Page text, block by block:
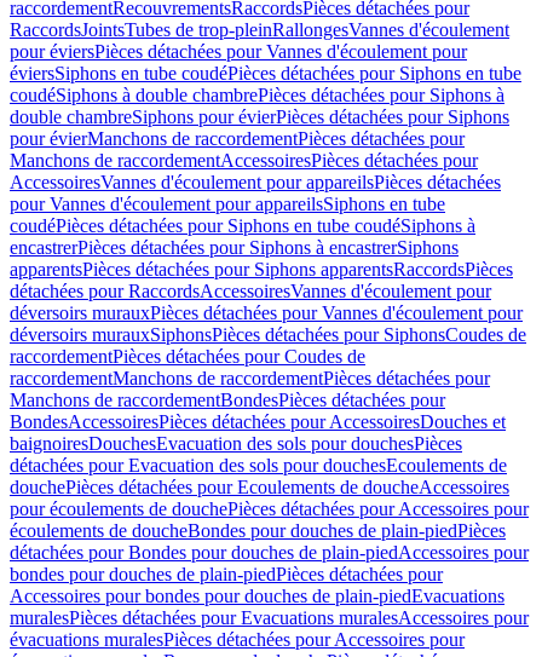
raccordementRecouvrementsRaccordsPièces détachées pour
RaccordsJointsTubes de trop-pleinRallongesVannes d'écoulement
pour éviersPièces détachées pour Vannes d'écoulement pour
éviersSiphons en tube coudéPièces détachées pour Siphons en tube
coudéSiphons à double chambrePièces détachées pour Siphons à
double chambreSiphons pour évierPièces détachées pour Siphons
pour évierManchons de raccordementPièces détachées pour
Manchons de raccordementAccessoiresPièces détachées pour
AccessoiresVannes d'écoulement pour appareilsPièces détachées
pour Vannes d'écoulement pour appareilsSiphons en tube
coudéPièces détachées pour Siphons en tube coudéSiphons à
encastrerPièces détachées pour Siphons à encastrerSiphons
apparentsPièces détachées pour Siphons apparentsRaccordsPièces
détachées pour RaccordsAccessoiresVannes d'écoulement pour
déversoirs murauxPièces détachées pour Vannes d'écoulement pour
déversoirs murauxSiphonsPièces détachées pour SiphonsCoudes de
raccordementPièces détachées pour Coudes de
raccordementManchons de raccordementPièces détachées pour
Manchons de raccordementBondesPièces détachées pour
BondesAccessoiresPièces détachées pour AccessoiresDouches et
baignoiresDouchesEvacuation des sols pour douchesPièces
détachées pour Evacuation des sols pour douchesEcoulements de
douchePièces détachées pour Ecoulements de doucheAccessoires
pour écoulements de douchePièces détachées pour Accessoires pour
écoulements de doucheBondes pour douches de plain-piedPièces
détachées pour Bondes pour douches de plain-piedAccessoires pour
bondes pour douches de plain-piedPièces détachées pour
Accessoires pour bondes pour douches de plain-piedEvacuations
muralesPièces détachées pour Evacuations muralesAccessoires pour
évacuations muralesPièces détachées pour Accessoires pour